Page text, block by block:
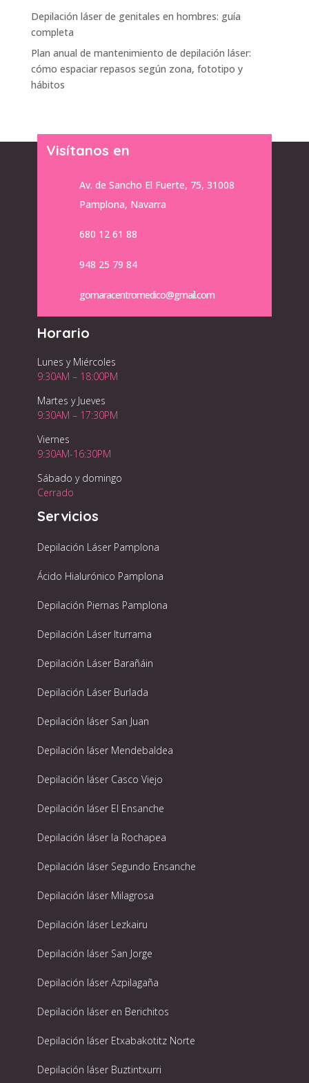
Depilación láser de genitales en hombres: guía
completa
Plan anual de mantenimiento de depilación láser:
cómo espaciar repasos según zona, fototipo y
hábitos
Visítanos en
Av. de Sancho El Fuerte, 75, 31008
Pamplona, Navarra
680 12 61 88
948 25 79 84
gomaracentromedico@gmail.com
Horario
Lunes y Miércoles
9:30AM – 18:00PM
Martes y Jueves
9:30AM – 17:30PM
Viernes
9:30AM-16:30PM
Sábado y domingo
Cerrado
Servicios
Depilación Láser Pamplona
Ácido Hialurónico Pamplona
Depilación Piernas Pamplona
Depilación Láser Iturrama
Depilación Láser Barañáin
Depilación Láser Burlada
Depilación láser San Juan
Depilación láser Mendebaldea
Depilación láser Casco Viejo
Depilación láser El Ensanche
Depilación láser la Rochapea
Depilación láser Segundo Ensanche
Depilación láser Milagrosa
Depilación láser Lezkairu
Depilación láser San Jorge
Depilación láser Azpilagaña
Depilación láser en Berichitos
Depilación láser Etxabakotitz Norte
Depilación láser Buztintxurri